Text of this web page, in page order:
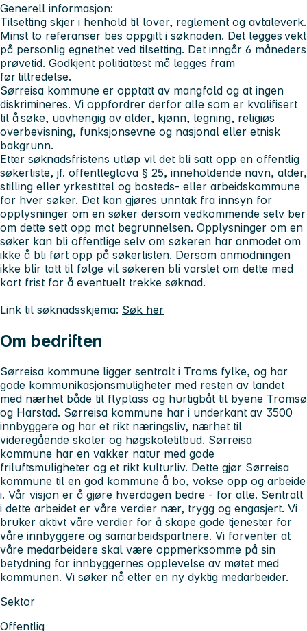
Generell informasjon:
Tilsetting skjer i henhold til lover, reglement og avtaleverk.
Minst to referanser bes oppgitt i søknaden. Det legges vekt
på personlig egnethet ved tilsetting. Det inngår 6 måneders
prøvetid. Godkjent politiattest må legges fram
før tiltredelse.
Sørreisa kommune er opptatt av mangfold og at ingen
diskrimineres. Vi oppfordrer derfor alle som er kvalifisert
til å søke, uavhengig av alder, kjønn, legning, religiøs
overbevisning, funksjonsevne og nasjonal eller etnisk
bakgrunn.
Etter søknadsfristens utløp vil det bli satt opp en offentlig
søkerliste, jf. offentleglova § 25, inneholdende navn, alder,
stilling eller yrkestittel og bosteds- eller arbeidskommune
for hver søker. Det kan gjøres unntak fra innsyn for
opplysninger om en søker dersom vedkommende selv ber
om dette sett opp mot begrunnelsen. Opplysninger om en
søker kan bli offentlige selv om søkeren har anmodet om
ikke å bli ført opp på søkerlisten. Dersom anmodningen
ikke blir tatt til følge vil søkeren bli varslet om dette med
kort frist for å eventuelt trekke søknad.
Link til søknadsskjema: Søk her
Om bedriften
Sørreisa kommune ligger sentralt i Troms fylke, og har
gode kommunikasjonsmuligheter med resten av landet
med nærhet både til flyplass og hurtigbåt til byene Tromsø
og Harstad. Sørreisa kommune har i underkant av 3500
innbyggere og har et rikt næringsliv, nærhet til
videregående skoler og høgskoletilbud. Sørreisa
kommune har en vakker natur med gode
friluftsmuligheter og et rikt kulturliv. Dette gjør Sørreisa
kommune til en god kommune å bo, vokse opp og arbeide
i. Vår visjon er å gjøre hverdagen bedre - for alle. Sentralt
i dette arbeidet er våre verdier nær, trygg og engasjert. Vi
bruker aktivt våre verdier for å skape gode tjenester for
våre innbyggere og samarbeidspartnere. Vi forventer at
våre medarbeidere skal være oppmerksomme på sin
betydning for innbyggernes opplevelse av møtet med
kommunen. Vi søker nå etter en ny dyktig medarbeider.
Sektor
Offentlig